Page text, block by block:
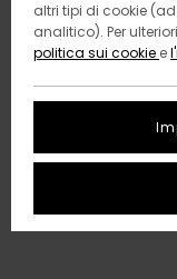
altri tipi di cookie
analitico). Per
politica sui cookie e